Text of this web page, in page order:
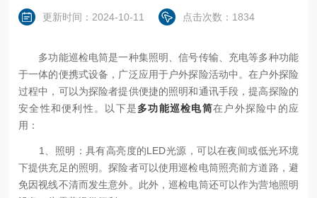
更新时间：2024-10-11 点击次数：1834
多功能巡检电筒是一种集照明、信号传输、充电等多种功能
于一体的便携式设备，广泛应用于户外探险活动中。在户外探险
过程中，可以为探险者提供便捷的照明和通讯手段，提高探险的
安全性和便利性。以下是多功能巡检电筒在户外探险中的应
用：
1、照明：具有高亮度的LED光源，可以在夜间或低光环境
下提供充足的照明。探险者可以使用巡检电筒照亮前方道路，避
免因视线不清而发生意外。此外，巡检电筒还可以作为营地照明